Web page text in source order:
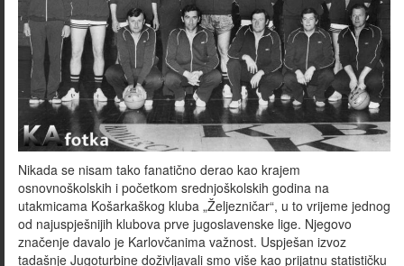
Nikada se nisam tako fanatično derao kao krajem
osnovnoškolskih i početkom srednjoškolskih godina na
utakmicama Košarkaškog kluba „Željezničar“, u to vrijeme jednog
od najuspješnijih klubova prve jugoslavenske lige. Njegovo
značenje davalo je Karlovčanima važnost. Uspješan izvoz
tadašnje Jugoturbine doživljavali smo više kao prijatnu statističku